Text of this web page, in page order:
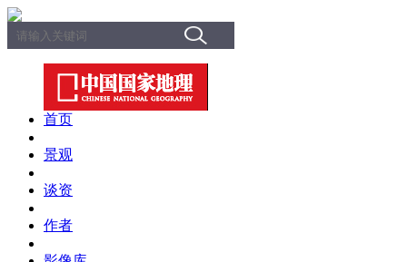
首页
景观
谈资
作者